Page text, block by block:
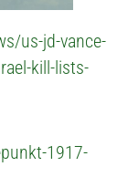
us-jd-vance-
kill-lists-
1917-